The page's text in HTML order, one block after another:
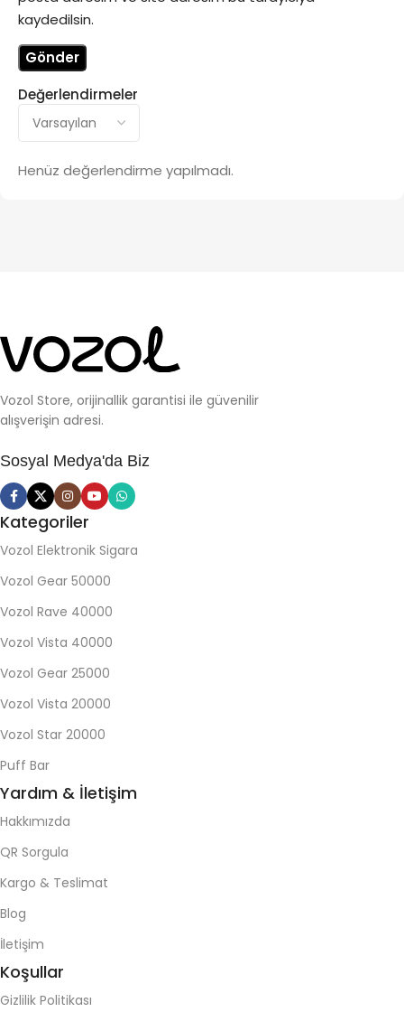
Değerlendirmeler
Henüz değerlendirme yapılmadı.
kaydedilsin.
Vozol Store, orijinallik garantisi ile güvenilir
alışverişin adresi.
Sosyal Medya'da Biz
Kategoriler
Vozol Elektronik Sigara
Vozol Gear 50000
Vozol Rave 40000
Vozol Vista 40000
Vozol Gear 25000
Vozol Vista 20000
Vozol Star 20000
Puff Bar
Yardım & İletişim
Hakkımızda
QR Sorgula
Kargo & Teslimat
Blog
İletişim
Koşullar
Gizlilik Politikası